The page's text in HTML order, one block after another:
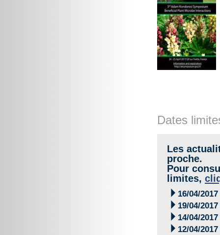
Dates
Les
proche.
Pour
limites,
 16/04/2017
 19/04/2017
 14/04/2017
 12/04/2017